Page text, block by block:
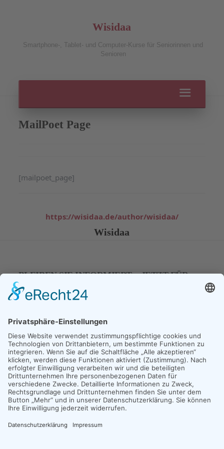
Wisidaa
Smartphone-, Tablet- und Computer-Kurse für Seniorinnen und
Senioren
MailPoet Page
[mailpoet_page]
https://wisidaa.de/author/wisidaa/
Wisidaa
BLEIBEN SIE INFORMIERT – JETZT FÜR
UNSEREN NEWSLETER ANMELDEN
E-Mail*